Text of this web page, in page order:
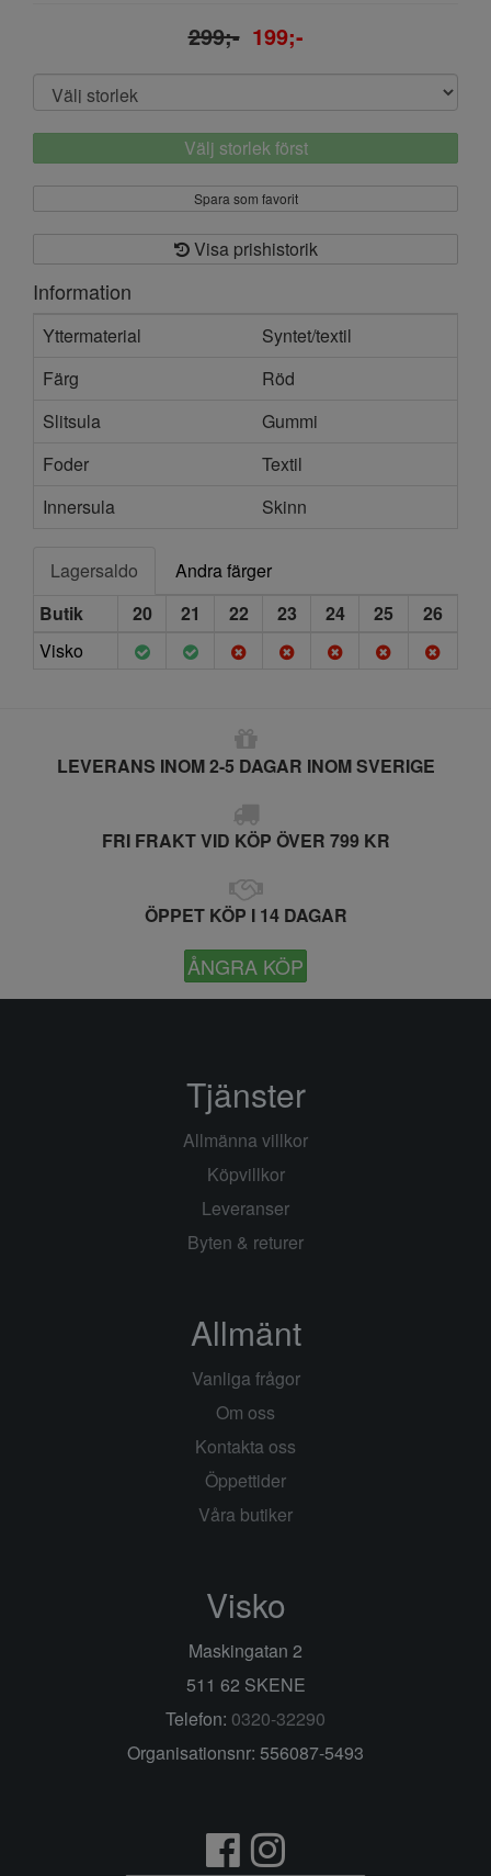
299;- 199;-
Välj storlek först
Spara som favorit
Visa prishistorik
Information
Yttermaterial
Syntet/textil
Färg
Röd
Slitsula
Gummi
Foder
Textil
Innersula
Skinn
Lagersaldo
Andra färger
Butik
20 21 22 23 24 25
26
Visko
LEVERANS INOM 2-5 DAGAR INOM SVERIGE
FRI FRAKT VID KÖP ÖVER 799 KR
ÖPPET KÖP I 14 DAGAR
ÅNGRA KÖP
Tjänster
Allmänna villkor
Köpvillkor
Leveranser
Byten & returer
Allmänt
Vanliga frågor
Om oss
Kontakta oss
Öppettider
Våra butiker
Visko
Maskingatan 2
511 62 SKENE
Telefon: 0320-32290
Organisationsnr: 556087-5493